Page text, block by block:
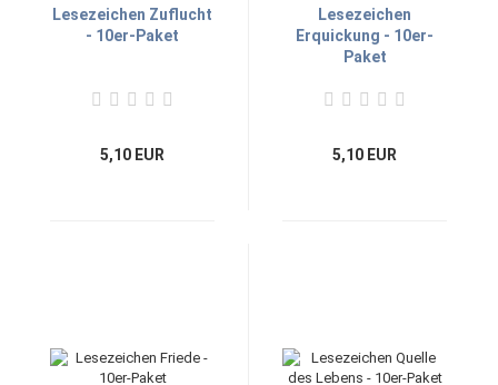
Lesezeichen Zuflucht
- 10er-Paket
5,10 EUR
Lesezeichen
Erquickung - 10er-
Paket
5,10 EUR